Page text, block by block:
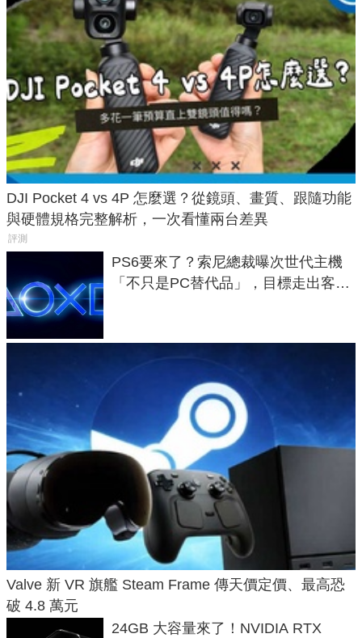
DJI Pocket 4 vs 4P 怎麼選？從鏡頭、畫質、跟隨功能
與硬體規格完整解析，一次看懂兩台差異
評測
PS6要來了？索尼總裁曝次世代主機
「不只是PC替代品」，目標走出客
Valve 新 VR 旗艦 Steam Frame 傳天價定價、最高恐
破 4.8 萬元
24GB 大容量來了！NVIDIA RTX